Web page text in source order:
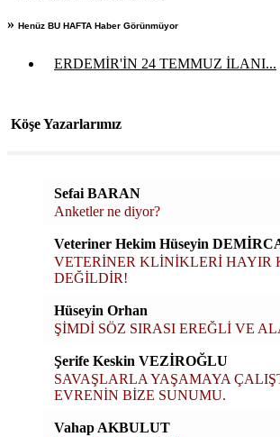
» Henüz BU HAFTA Haber Görünmüyor
ERDEMİR'İN 24 TEMMUZ İLANI...
Köşe Yazarlarımız
Sefai BARAN
Anketler ne diyor?
Veteriner Hekim Hüseyin
VETERİNER KLİNİKLERİ HAYIR
DEĞİLDİR!
Hüseyin Orhan
ŞİMDİ SÖZ SIRASI EREĞLİ VE
Şerife Keskin VEZİROĞLU
SAVAŞLARLA YAŞAMAYA
EVRENİN BİZE SUNUMU.
Vahap AKBULUT